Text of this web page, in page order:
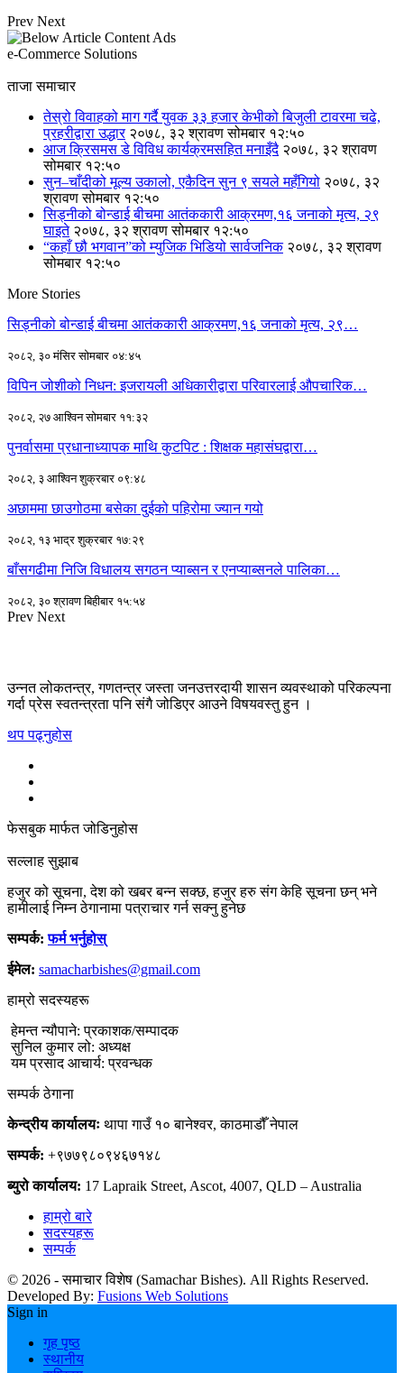
Prev Next
e-Commerce Solutions
ताजा समाचार
तेस्रो विवाहको माग गर्दै युवक ३३ हजार केभीको बिजुली टावरमा चढे,
प्रहरीद्वारा उद्धार २०७८, ३२ श्रावण सोमबार १२:५०
आज क्रिसमस डे विविध कार्यक्रमसहित मनाइँदै २०७८, ३२ श्रावण
सोमबार १२:५०
सुन–चाँदीको मूल्य उकालो, एकैदिन सुन ९ सयले महँगियो २०७८, ३२
श्रावण सोमबार १२:५०
सिड्नीको बोन्डाई बीचमा आतंककारी आक्रमण,१६ जनाको मृत्य, २९
घाइते २०७८, ३२ श्रावण सोमबार १२:५०
“कहाँ छौ भगवान”को म्युजिक भिडियो सार्वजनिक २०७८, ३२ श्रावण
सोमबार १२:५०
More Stories
सिड्नीको बोन्डाई बीचमा आतंककारी आक्रमण,१६ जनाको मृत्य, २९…
२०८२, ३० मंसिर सोमबार ०४:४५
विपिन जोशीको निधन: इजरायली अधिकारीद्वारा परिवारलाई औपचारिक…
२०८२, २७ आश्विन सोमबार ११:३२
पुनर्वासमा प्रधानाध्यापक माथि कुटपिट : शिक्षक महासंघद्वारा…
२०८२, ३ आश्विन शुक्रबार ०९:४८
अछाममा छाउगोठमा बसेका दुईको पहिरोमा ज्यान गयो
२०८२, १३ भाद्र शुक्रबार १७:२९
बाँसगढीमा निजि विधालय सगठन प्याब्सन र एनप्याब्सनले पालिका…
२०८२, ३० श्रावण बिहीबार १५:५४
Prev Next
उन्नत लोकतन्त्र, गणतन्त्र जस्ता जनउत्तरदायी शासन व्यवस्थाको परिकल्पना
गर्दा प्रेस स्वतन्त्रता पनि संगै जोडिएर आउने विषयवस्तु हुन ।
थप पढ्नुहोस
फेसबुक मार्फत जोडिनुहोस
सल्लाह सुझाब
हजुर को सूचना, देश को खबर बन्न सक्छ, हजुर हरु संग केहि सूचना छन् भने
हामीलाई निम्न ठेगानामा पत्राचार गर्न सक्नु हुनेछ
सम्पर्क:फर्म भर्नुहोस्
ईमेल: samacharbishes@gmail.com
हाम्रो सदस्यहरू
हेमन्त न्यौपाने: प्रकाशक/सम्पादक
सुनिल कुमार लो: अध्यक्ष
यम प्रसाद आचार्य: प्रवन्धक
सम्पर्क ठेगाना
केन्द्रीय कार्यालयः थापा गाउँ १० बानेश्वर, काठमाडौँ नेपाल
सम्पर्क: +९७७९८०९४६७१४८
ब्युरो कार्यालय: 17 Lapraik Street, Ascot, 4007, QLD – Australia
हाम्रो बारे
सदस्यहरू
सम्पर्क
© 2026 - समाचार विशेष (Samachar Bishes). All Rights Reserved.
Developed By: Fusions Web Solutions
Sign in
गृह पृष्ठ
स्थानीय